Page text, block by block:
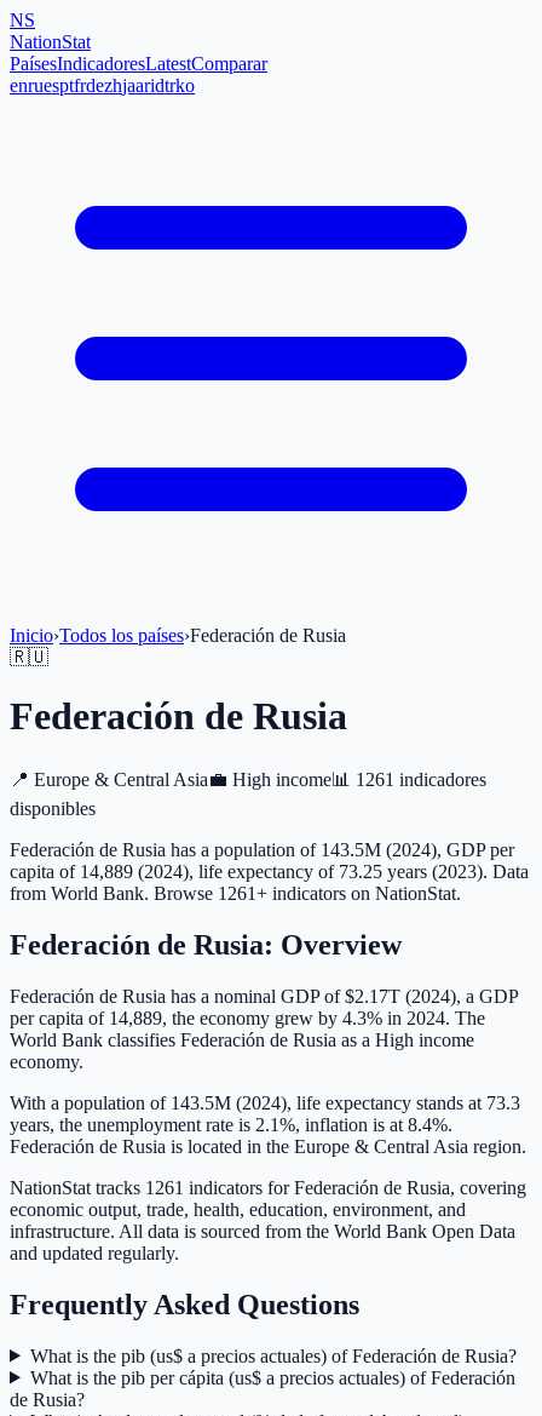
NS
NationStat
PaísesIndicadoresLatestComparar
enruesptfrdezhjaaridtrko
Inicio›Todos los países›Federación de Rusia
🇷🇺
Federación de Rusia
📍 Europe & Central Asia💼 High income 📊 1261 indicadores
disponibles
Federación de Rusia has a population of 143.5M (2024), GDP per
capita of 14,889 (2024), life expectancy of 73.25 years (2023). Data
from World Bank. Browse 1261+ indicators on NationStat.
Federación de Rusia: Overview
Federación de Rusia has a nominal GDP of $2.17T (2024), a GDP
per capita of 14,889, the economy grew by 4.3% in 2024. The
World Bank classifies Federación de Rusia as a High income
economy.
With a population of 143.5M (2024), life expectancy stands at 73.3
years, the unemployment rate is 2.1%, inflation is at 8.4%.
Federación de Rusia is located in the Europe & Central Asia region.
NationStat tracks 1261 indicators for Federación de Rusia, covering
economic output, trade, health, education, environment, and
infrastructure. All data is sourced from the World Bank Open Data
and updated regularly.
Frequently Asked Questions
What is the pib (us$ a precios actuales) of Federación de Rusia?
What is the pib per cápita (us$ a precios actuales) of Federación
de Rusia?